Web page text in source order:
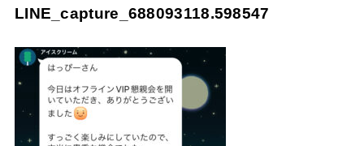
LINE_capture_688093118.598547